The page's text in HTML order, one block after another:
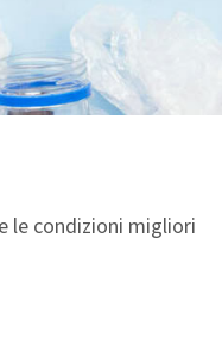
le condizioni migliori